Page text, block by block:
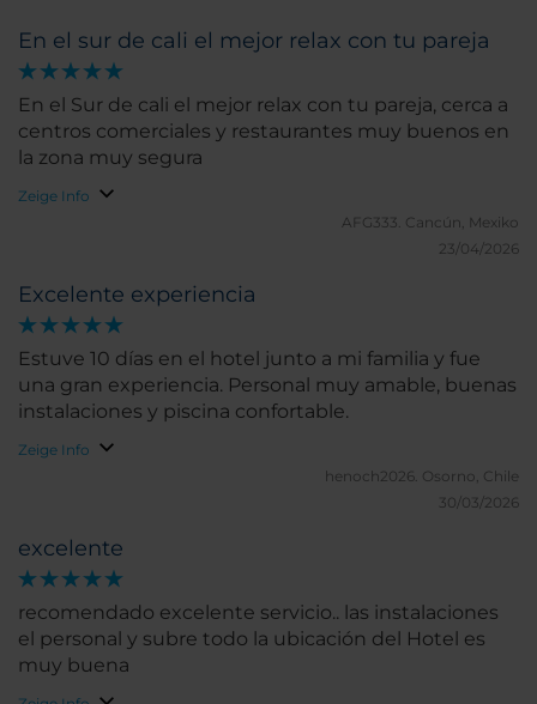
En el sur de cali el mejor relax con tu pareja
En el Sur de cali el mejor relax con tu pareja, cerca a
centros comerciales y restaurantes muy buenos en
la zona muy segura
Zeige Info
AFG333. Cancún, Mexiko
23/04/2026
Excelente experiencia
Estuve 10 días en el hotel junto a mi familia y fue
una gran experiencia. Personal muy amable, buenas
instalaciones y piscina confortable.
Zeige Info
henoch2026. Osorno, Chile
30/03/2026
excelente
recomendado excelente servicio.. las instalaciones
el personal y subre todo la ubicación del Hotel es
muy buena